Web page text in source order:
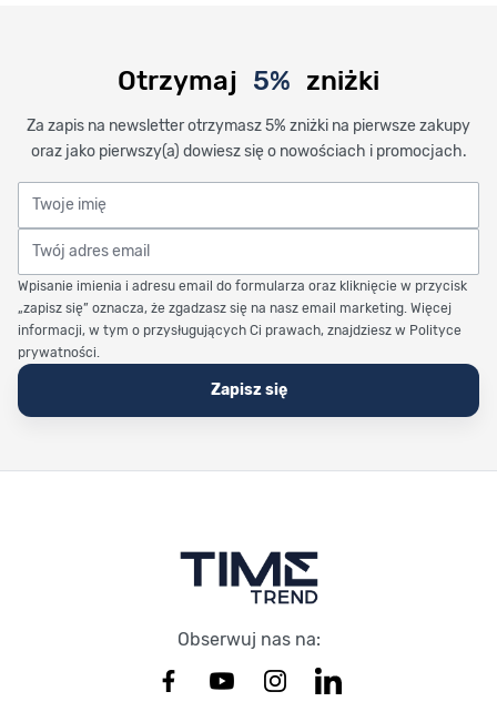
Otrzymaj 5% zniżki
Za zapis na newsletter otrzymasz 5% zniżki na pierwsze zakupy
oraz jako pierwszy(a) dowiesz się o nowościach i promocjach.
Twoje imię
Twój adres email
Wpisanie imienia i adresu email do formularza oraz kliknięcie w przycisk
„zapisz się” oznacza, że zgadzasz się na nasz email marketing. Więcej
informacji, w tym o przysługujących Ci prawach, znajdziesz w Polityce
prywatności.
Zapisz się
Obserwuj nas na: